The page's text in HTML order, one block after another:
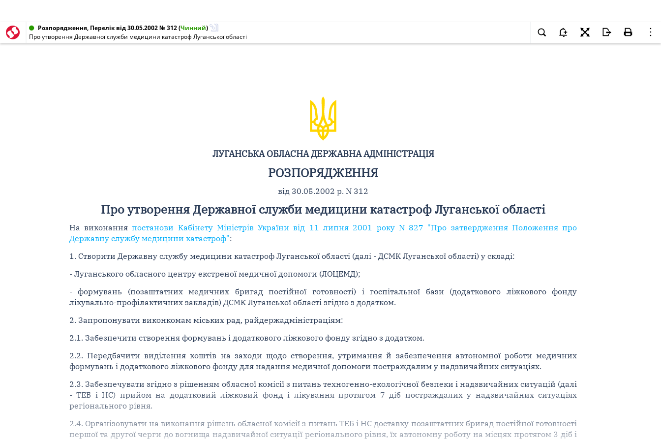
Розпорядження, Перелік від 30.05.2002 № 312(Чинний)
Про утворення Державної служби медицини катастроф Луганської області
ЛУГАНСЬКА ОБЛАСНА ДЕРЖАВНА АДМІНІСТРАЦІЯ
РОЗПОРЯДЖЕННЯ
від 30.05.2002 р. N 312
Про утворення Державної служби медицини катастроф Луганської області
На виконанняпостанови Кабінету Міністрів України від 11 липня 2001 року N 827 "Про затвердження Положення про
Державну службу медицини катастроф":
1. Створити Державну службу медицини катастроф Луганської області (далі - ДСМК Луганської області) у складі:
- Луганського обласного центру екстреної медичної допомоги (ЛОЦЕМД);
- формувань (позаштатних медичних бригад постійної готовності) і госпітальної бази (додаткового ліжкового фонду
лікувально-профілактичних закладів) ДСМК Луганської області згідно з додатком.
2. Запропонувати виконкомам міських рад, райдержадміністраціям:
2.1. Забезпечити створення формувань і додаткового ліжкового фонду згідно з додатком.
2.2. Передбачити виділення коштів на заходи щодо створення, утримання й забезпечення автономної роботи медичних
формувань і додаткового ліжкового фонду для надання медичної допомоги постраждалим у надзвичайних ситуаціях.
2.3. Забезпечувати згідно з рішенням обласної комісії з питань техногенно-екологічної безпеки і надзвичайних ситуацій (далі
- ТЕБ і НС) прийом на додатковий ліжковий фонд і лікування протягом 7 діб постраждалих у надзвичайних ситуаціях
регіонального рівня.
2.4. Організовувати на виконання рішень обласної комісії з питань ТЕБ і НС доставку позаштатних бригад постійної готовності
першої та другої черги до вогнища надзвичайної ситуації регіонального рівня, їх автономну роботу на місцях протягом 3 діб і